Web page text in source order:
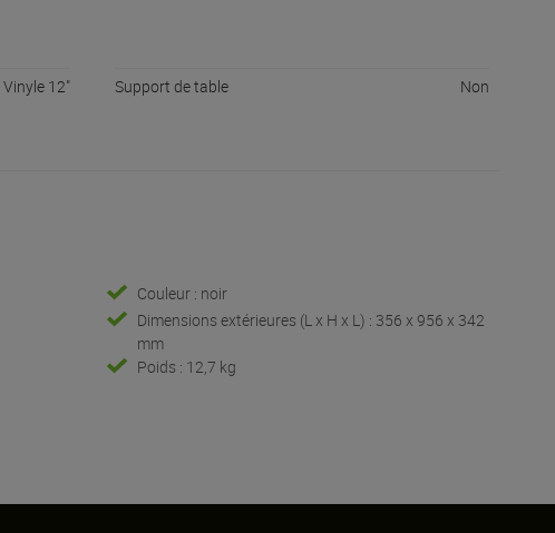
Vinyle 12" Support de table Non
Couleur : noir
Dimensions extérieures (L x H x L) : 356 x 956 x 342
mm
Poids : 12,7 kg